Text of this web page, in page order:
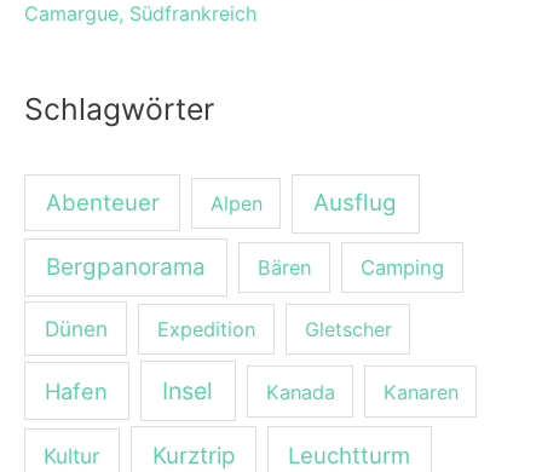
Schlagwörter
Abenteuer Alpen Ausflug
Bergpanorama Bären Camping
Dünen Expedition Gletscher
Hafen Insel Kanada Kanaren
Kultur Kurztrip Leuchtturm